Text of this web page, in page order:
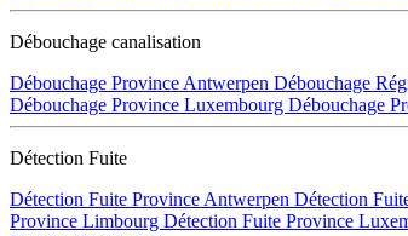
Débouchage canalisation
Débouchage Province Antwerpen Débouchage
Débouchage Province Luxembourg Débouchage
Détection Fuite
Détection Fuite Province Antwerpen Détection
Province Limbourg Détection Fuite Province